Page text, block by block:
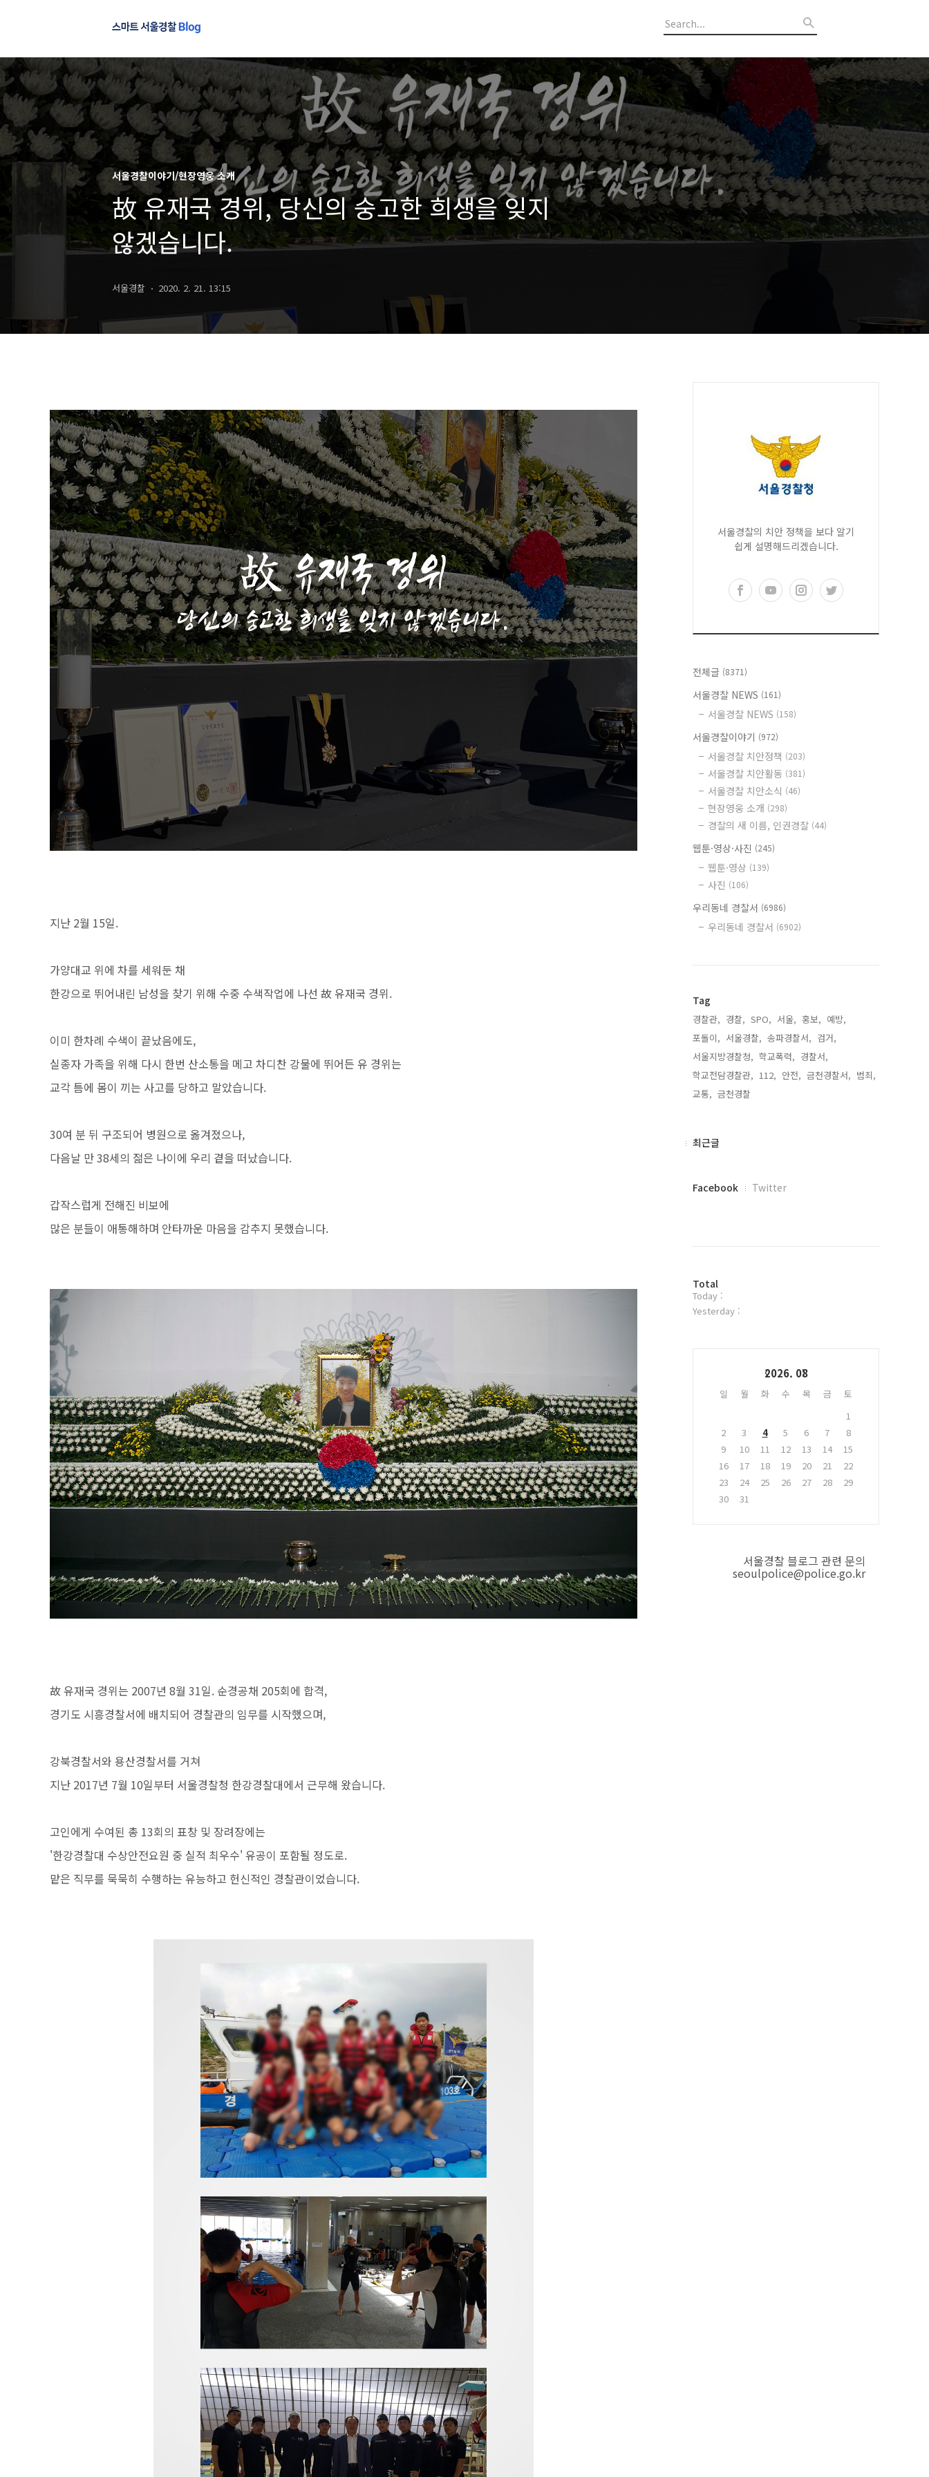
서울경찰이야기/현장영웅 소개
故 유재국 경위, 당신의 숭고한 희생을 잊지
않겠습니다.
서울경찰 2020. 2. 21. 13:15
지난 2월 15일.
가양대교 위에 차를 세워둔 채
한강으로 뛰어내린 남성을 찾기 위해 수중 수색작업에 나선 故 유재국 경위.
이미 한차례 수색이 끝났음에도,
실종자 가족을 위해 다시 한번 산소통을 메고 차디찬 강물에 뛰어든 유 경위는
교각 틈에 몸이 끼는 사고를 당하고 말았습니다.
30여 분 뒤 구조되어 병원으로 옮겨졌으나,
다음날 만 38세의 젊은 나이에 우리 곁을 떠났습니다.
갑작스럽게 전해진 비보에
많은 분들이 애통해하며 안타까운 마음을 감추지 못했습니다.
故 유재국 경위는 2007년 8월 31일. 순경공채 205회에 합격,
경기도 시흥경찰서에 배치되어 경찰관의 임무를 시작했으며,
강북경찰서와 용산경찰서를 거쳐
지난 2017년 7월 10일부터 서울경찰청 한강경찰대에서 근무해 왔습니다.
고인에게 수여된 총 13회의 표창 및 장려장에는
'한강경찰대 수상안전요원 중 실적 최우수' 유공이 포함될 정도로.
맡은 직무를 묵묵히 수행하는 유능하고 헌신적인 경찰관이었습니다.
서울경찰의 치안 정책을 보다 알기
쉽게 설명해드리겠습니다.
전체글 (8371)
서울경찰 NEWS (161)
서울경찰 NEWS (158)
서울경찰이야기 (972)
서울경찰 치안정책 (203)
서울경찰 치안활동 (381)
서울경찰 치안소식 (46)
현장영웅 소개 (298)
경찰의 새 이름, 인권경찰 (44)
웹툰·영상·사진 (245)
웹툰·영상 (139)
사진 (106)
우리동네 경찰서 (6986)
우리동네 경찰서 (6902)
Tag
경찰관, 경찰, SPO, 서울, 홍보, 예방,
포돌이, 서울경찰, 송파경찰서, 검거,
서울지방경찰청, 학교폭력, 경찰서,
학교전담경찰관, 112, 안전, 금천경찰서, 범죄,
교통, 금천경찰,
최
최근글
페
플
러
그
Facebook Twitter
방
문
자
Total
Today :
Yesterday :
2026. 08
일 월 화 수 목 금
토
1
2
3 4 5 6 7
8
9
10 11 12 13 14
15
16
17 18 19 20 21
22
23
24 25 26 27 28
29
30
31
서울경찰 블로그 관련 문의
seoulpolice@police.go.kr